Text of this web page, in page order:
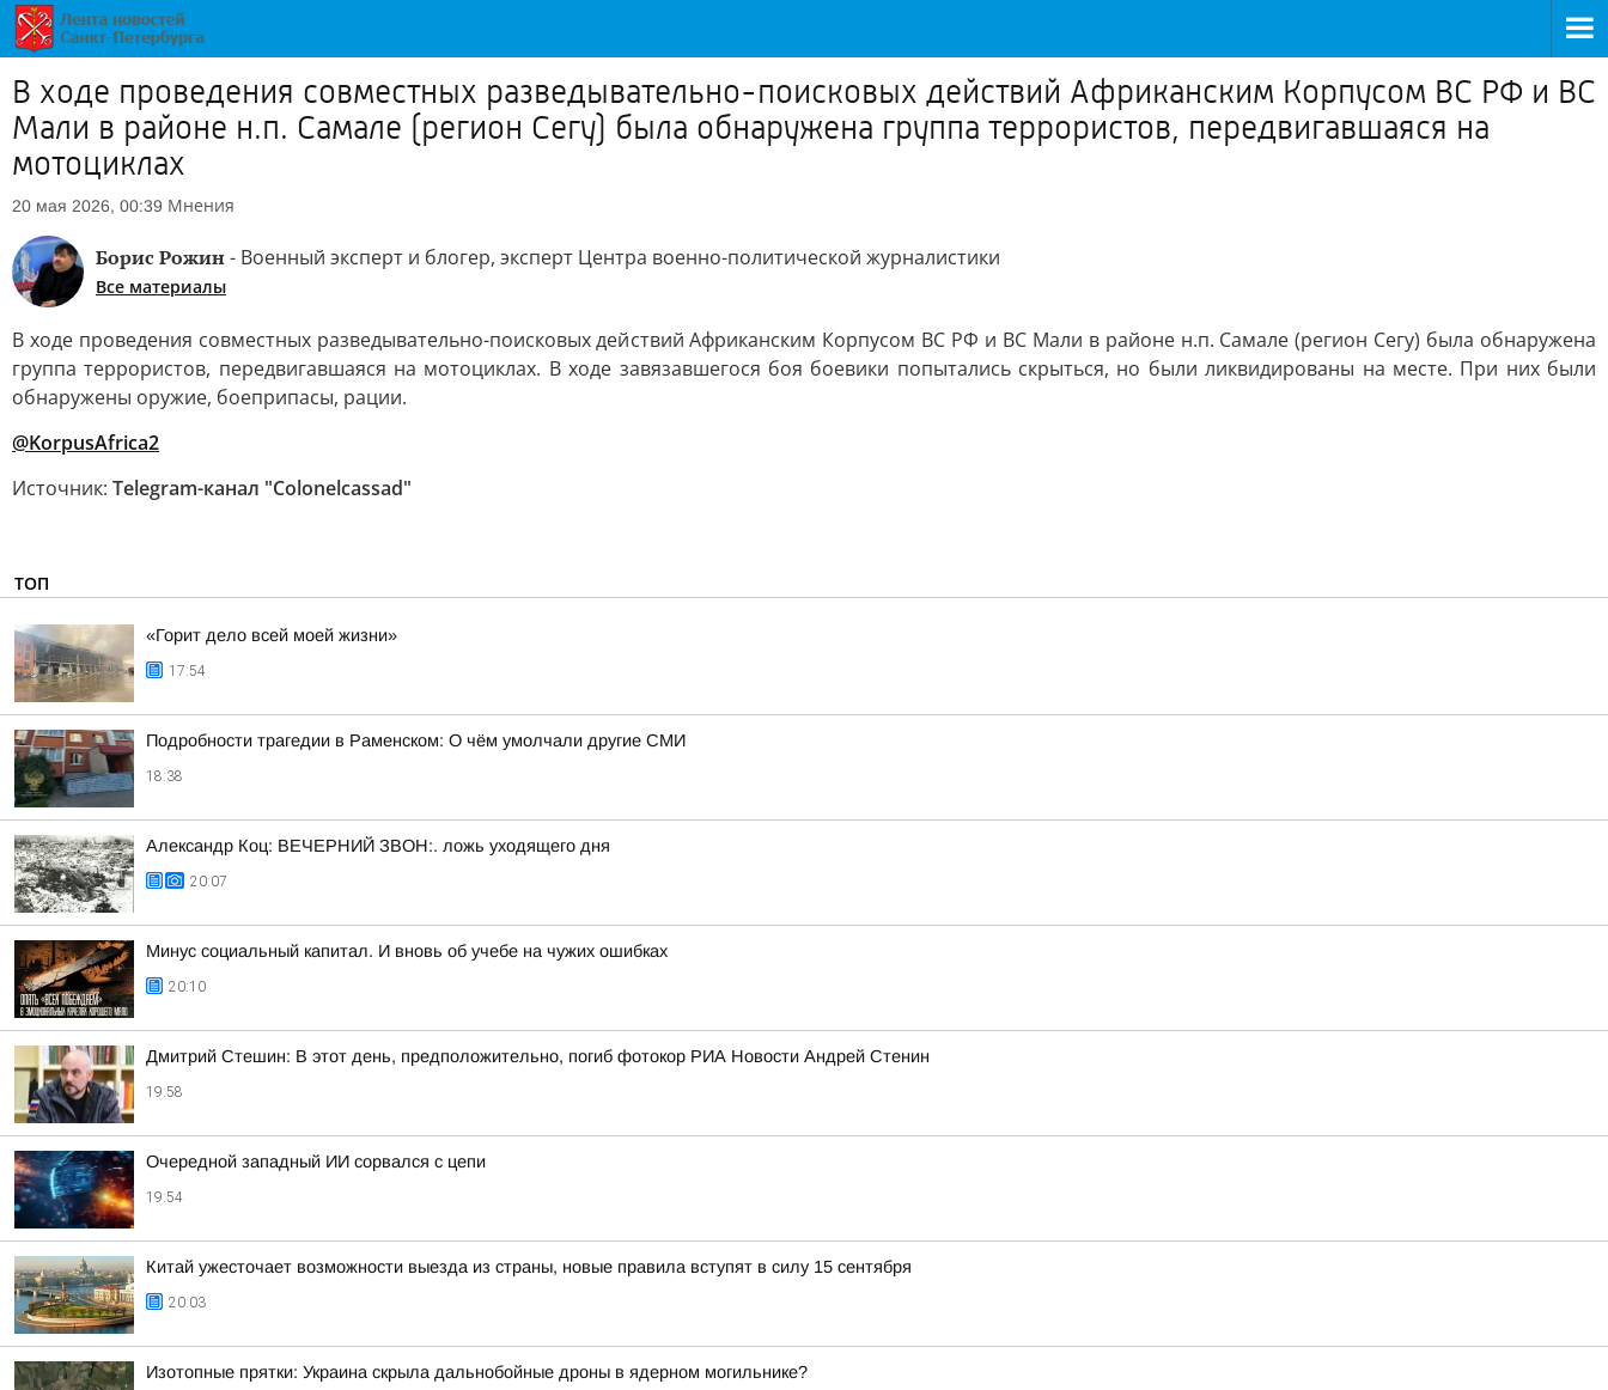
В ходе проведения совместных разведывательно-поисковых действий Африканским Корпусом ВС РФ и ВС
Мали в районе н.п. Самале (регион Сегу) была обнаружена группа террористов, передвигавшаяся на
мотоциклах
20 мая 2026, 00:39 Мнения
Борис Рожин- Военный эксперт и блогер, эксперт Центра военно-политической журналистики
Все материалы
В ходе проведения совместных разведывательно-поисковых действий Африканским Корпусом ВС РФ и ВС Мали в районе н.п. Самале (регион Сегу) была обнаружена
группа террористов, передвигавшаяся на мотоциклах. В ходе завязавшегося боя боевики попытались скрыться, но были ликвидированы на месте. При них были
обнаружены оружие, боеприпасы, рации.
@KorpusAfrica2
Источник: Telegram-канал "Colonelcassad"
ТОП
«Горит дело всей моей жизни»
17:54
Подробности трагедии в Раменском: О чём умолчали другие СМИ
18:38
Александр Коц: ВЕЧЕРНИЙ ЗВОН:. ложь уходящего дня
20:07
Минус социальный капитал. И вновь об учебе на чужих ошибках
20:10
Дмитрий Стешин: В этот день, предположительно, погиб фотокор РИА Новости Андрей Стенин
19:58
Очередной западный ИИ сорвался с цепи
19:54
Китай ужесточает возможности выезда из страны, новые правила вступят в силу 15 сентября
20:03
Изотопные прятки: Украина скрыла дальнобойные дроны в ядерном могильнике?